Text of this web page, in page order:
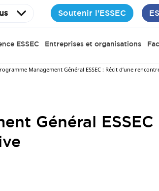
Soutenir l'ESSEC
ESSEC Entreprises et organisations
Management Général ESSEC : Récit d’une
Général